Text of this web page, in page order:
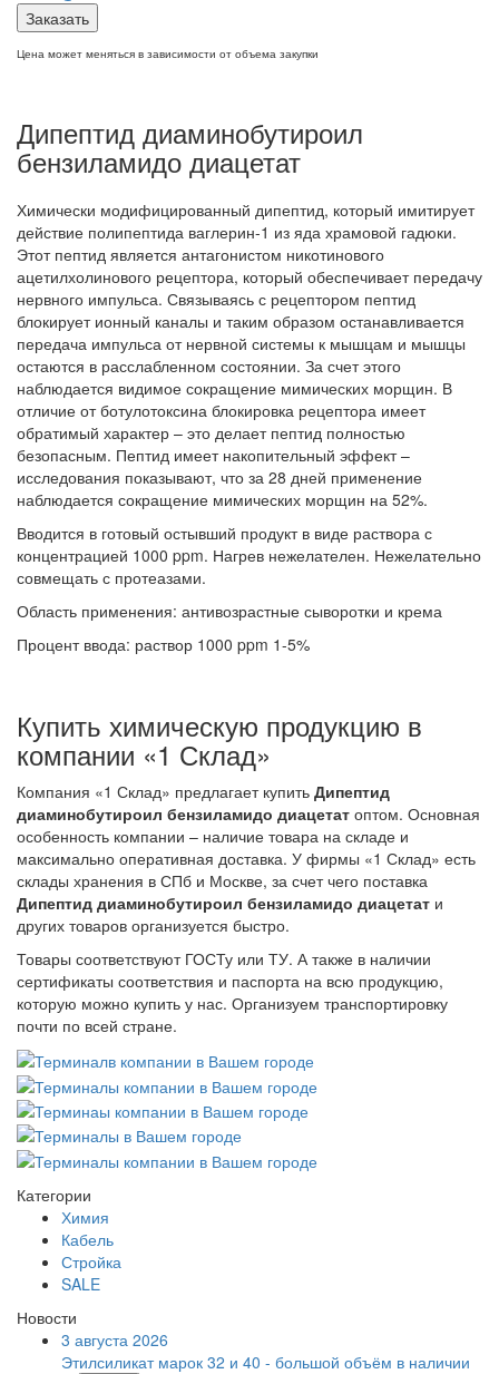
Заказать
Цена может меняться в зависимости от объема закупки
Дипептид диаминобутироил
бензиламидо диацетат
Химически модифицированный дипептид, который имитирует
действие полипептида ваглерин-1 из яда храмовой гадюки.
Этот пептид является антагонистом никотинового
ацетилхолинового рецептора, который обеспечивает передачу
нервного импульса. Связываясь с рецептором пептид
блокирует ионный каналы и таким образом останавливается
передача импульса от нервной системы к мышцам и мышцы
остаются в расслабленном состоянии. За счет этого
наблюдается видимое сокращение мимических морщин. В
отличие от ботулотоксина блокировка рецептора имеет
обратимый характер – это делает пептид полностью
безопасным. Пептид имеет накопительный эффект –
исследования показывают, что за 28 дней применение
наблюдается сокращение мимических морщин на 52%.
Вводится в готовый остывший продукт в виде раствора с
концентрацией 1000 ppm. Нагрев нежелателен. Нежелательно
совмещать с протеазами.
Область применения: антивозрастные сыворотки и крема
Процент ввода: раствор 1000 ppm 1-5%
Купить химическую продукцию в
компании «1 Склад»
Компания «1 Склад» предлагает купить Дипептид
диаминобутироил бензиламидо диацетат оптом. Основная
особенность компании – наличие товара на складе и
максимально оперативная доставка. У фирмы «1 Склад» есть
склады хранения в СПб и Москве, за счет чего поставка
Дипептид диаминобутироил бензиламидо диацетат и
других товаров организуется быстро.
Товары соответствуют ГОСТу или ТУ. А также в наличии
сертификаты соответствия и паспорта на всю продукцию,
которую можно купить у нас. Организуем транспортировку
почти по всей стране.
Категории
Химия
Кабель
Стройка
SALE
Новости
3 августа 2026
Этилсиликат марок 32 и 40 - большой объём в наличии